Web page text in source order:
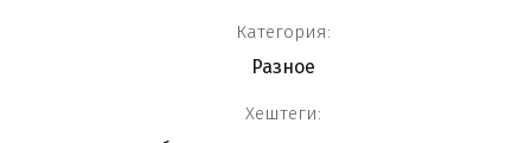
Категория:
Разное
Хештеги: